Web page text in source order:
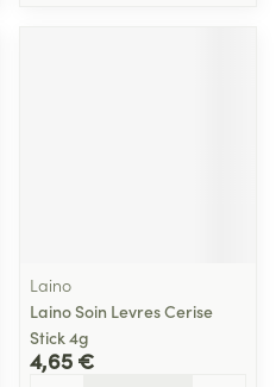
Laino
Laino Soin Levres Cerise
Stick 4g
4,65 €